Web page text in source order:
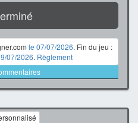
le 07/07/2026. Fin du jeu :
07/2026. Règlement